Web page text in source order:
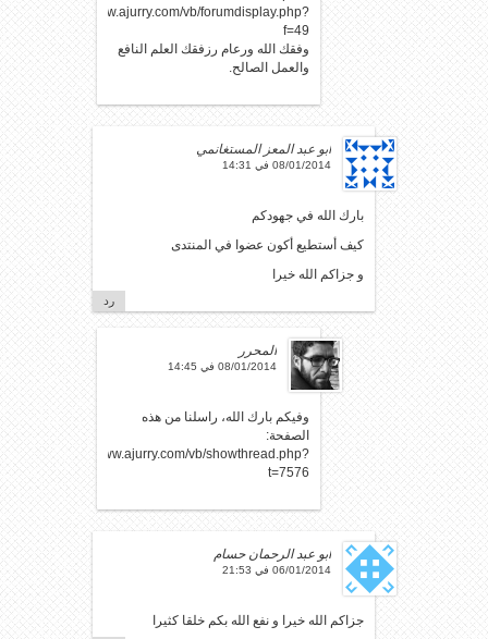
http://www.ajurry.com/vb/forumdisplay.php?
f=49
وفقك الله ورعام رزفقك العلم النافع
والعمل الصالح.
أبو عبد المعز المستغانمي
08/01/2014 في 14:31
بارك الله في جهودكم
كيف أستطيع أكون عضوا في المنتدى
و جزاكم الله خيرا
رد
المحرر
08/01/2014 في 14:45
وفيكم بارك الله، راسلنا من هذه
الصفحة:
http://www.ajurry.com/vb/showthread.php?
t=7576
أبو عبد الرحمان حسام
06/01/2014 في 21:53
جزاكم الله خيرا و نفع الله بكم خلقا كثيرا